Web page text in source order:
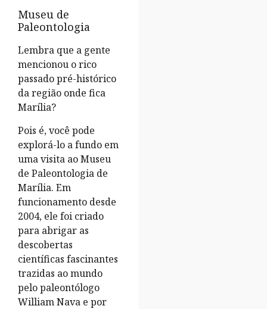
Museu de
Paleontologia
Lembra que a gente
mencionou o rico
passado pré-histórico
da região onde fica
Marília?
Pois é, você pode
explorá-lo a fundo em
uma visita ao Museu
de Paleontologia de
Marília. Em
funcionamento desde
2004, ele foi criado
para abrigar as
descobertas
científicas fascinantes
trazidas ao mundo
pelo paleontólogo
William Nava e por